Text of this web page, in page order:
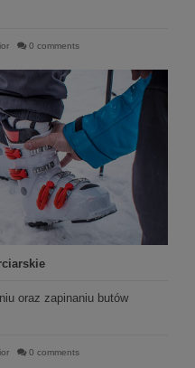
0 comments
oraz zapinaniu butów
0 comments